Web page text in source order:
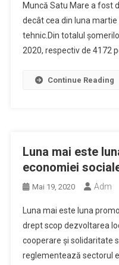
Muncă Satu Mare a fost
decât cea din luna
tehnic.Din totalul
2020, respectiv de 4172
Continue Reading
Luna mai este
economiei
Mai 19, 2020 Adm
Luna mai este luna
drept scop dezvoltarea
cooperare și solidaritate
reglementează sectorul